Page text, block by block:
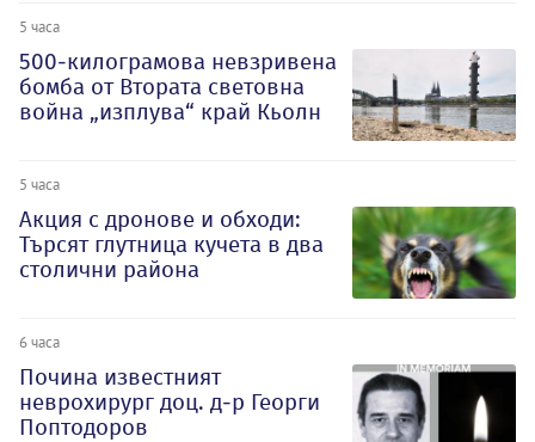
5 часа
500-килограмова невзривена
бомба от Втората световна
война „изплува“ край Кьолн
5 часа
Акция с дронове и обходи:
Търсят глутница кучета в два
столични района
6 часа
Почина известният
неврохирург доц. д-р Георги
Поптодоров